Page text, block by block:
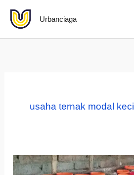
Lewati
konten
Urbanciaga
usaha ternak modal kecil